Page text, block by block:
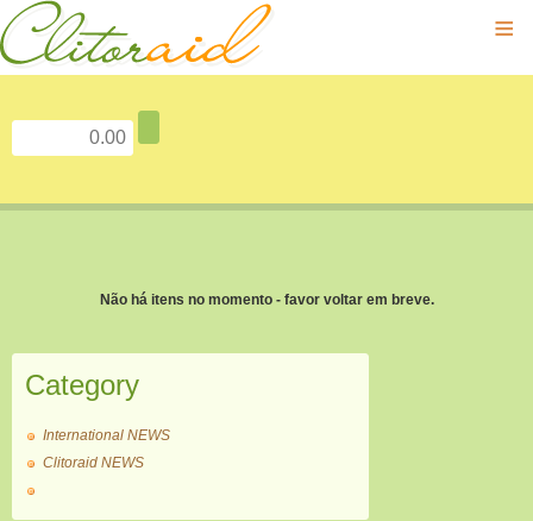
≡
Não há itens no momento - favor voltar em breve.
Category
International NEWS
Clitoraid NEWS